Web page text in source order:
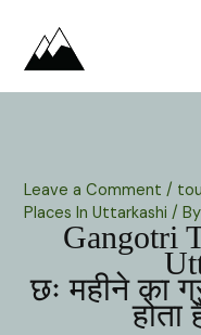
content
Leave a Comment /
Places In Uttarkashi / By
Gangotri
छः महीने का
होता